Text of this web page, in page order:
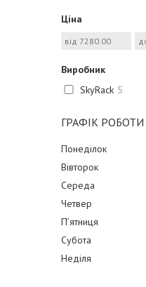
Ціна
Виробник
SkyRack 5
ГРАФІК РОБОТИ
Понеділок
Вівторок
Середа
Четвер
Пʼятниця
Субота
Неділя